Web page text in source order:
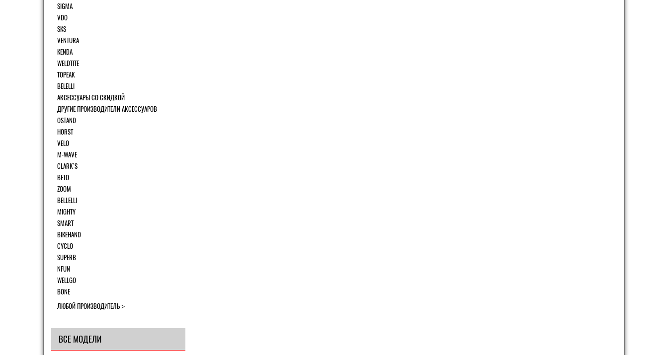
SIGMA
VDO
SKS
VENTURA
KENDA
WELDTITE
TOPEAK
BELELLI
АКСЕССУАРЫ СО СКИДКОЙ
ДРУГИЕ ПРОИЗВОДИТЕЛИ АКСЕССУАРОВ
OSTAND
HORST
VELO
M-WAVE
CLARK`S
BETO
ZOOM
BELLELLI
MIGHTY
SMART
BIKEHAND
CYCLO
SUPERB
NFUN
WELLGO
BONE
ЛЮБОЙ ПРОИЗВОДИТЕЛЬ
ВСЕ МОДЕЛИ